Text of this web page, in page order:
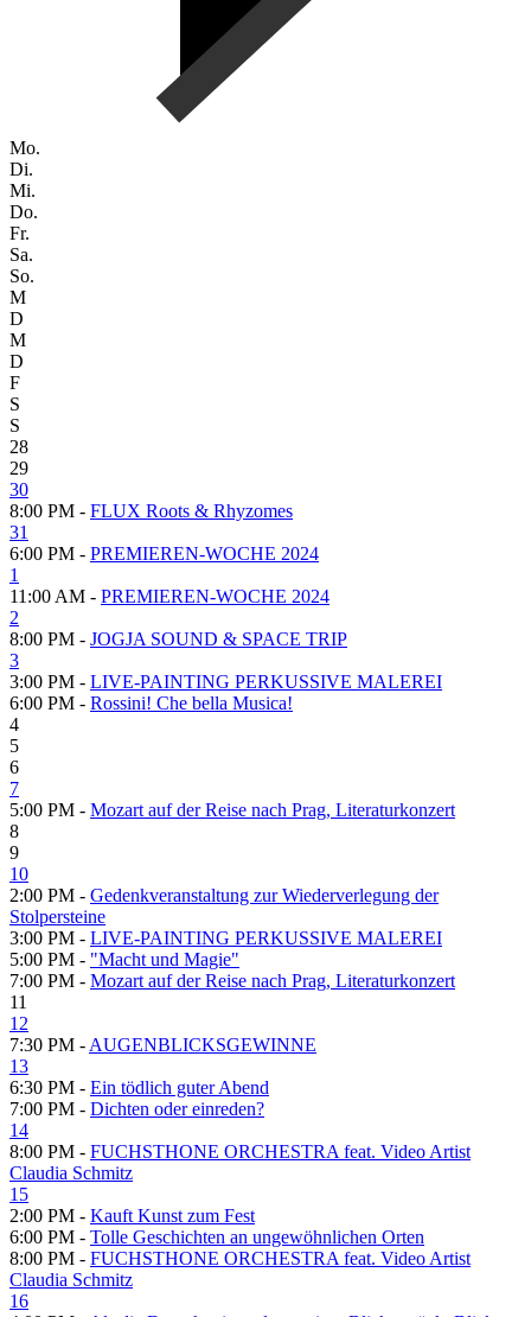
Mo.
Di.
Mi.
Do.
Fr.
Sa.
So.
M
D
M
D
F
S
S
28
29
30
8:00 PM - FLUX Roots & Rhyzomes
31
6:00 PM - PREMIEREN-WOCHE 2024
1
11:00 AM - PREMIEREN-WOCHE 2024
2
8:00 PM - JOGJA SOUND & SPACE TRIP
3
3:00 PM - LIVE-PAINTING PERKUSSIVE MALEREI
6:00 PM - Rossini! Che bella Musica!
4
5
6
7
5:00 PM - Mozart auf der Reise nach Prag, Literaturkonzert
8
9
10
2:00 PM - Gedenkveranstaltung zur Wiederverlegung der
Stolpersteine
3:00 PM - LIVE-PAINTING PERKUSSIVE MALEREI
5:00 PM - "Macht und Magie"
7:00 PM - Mozart auf der Reise nach Prag, Literaturkonzert
11
12
7:30 PM - AUGENBLICKSGEWINNE
13
6:30 PM - Ein tödlich guter Abend
7:00 PM - Dichten oder einreden?
14
8:00 PM - FUCHSTHONE ORCHESTRA feat. Video Artist
Claudia Schmitz
15
2:00 PM - Kauft Kunst zum Fest
6:00 PM - Tolle Geschichten an ungewöhnlichen Orten
8:00 PM - FUCHSTHONE ORCHESTRA feat. Video Artist
Claudia Schmitz
16